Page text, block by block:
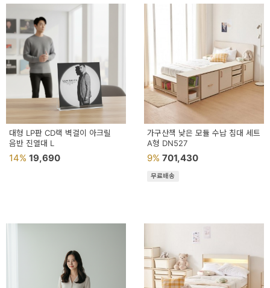
대형 LP판 CD랙 벽걸이 아크릴
음반 진열대 L
14% 19,690
가구산책 낮은 모듈 수납 침대 세트
A형 DN527
9% 701,430
무료배송